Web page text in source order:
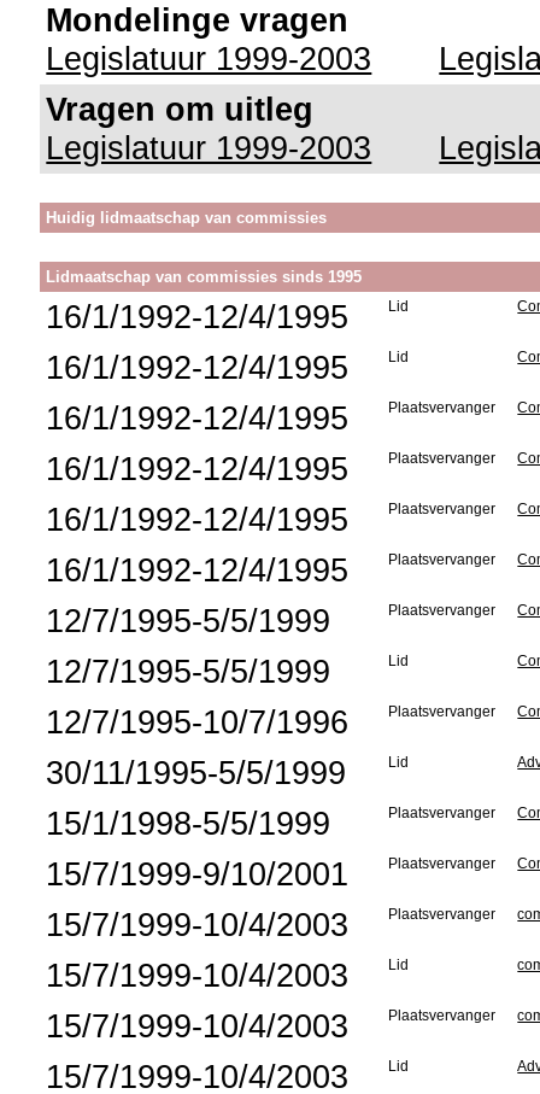
Mondelinge vragen
Legislatuur 1999-2003
Vragen om uitleg
Legislatuur 1999-2003
Huidig lidmaatschap van commissies
Lidmaatschap van commissies sinds 1995
16/1/1992-12/4/1995 Lid
16/1/1992-12/4/1995 Lid
16/1/1992-12/4/1995 Plaatsvervanger
16/1/1992-12/4/1995 Plaatsvervanger
16/1/1992-12/4/1995 Plaatsvervanger
16/1/1992-12/4/1995 Plaatsvervanger
12/7/1995-5/5/1999 Plaatsvervanger
12/7/1995-5/5/1999 Lid
12/7/1995-10/7/1996 Plaatsvervanger
30/11/1995-5/5/1999 Lid
15/1/1998-5/5/1999 Plaatsvervanger
15/7/1999-9/10/2001 Plaatsvervanger
15/7/1999-10/4/2003 Plaatsvervanger
15/7/1999-10/4/2003 Lid
15/7/1999-10/4/2003 Plaatsvervanger
15/7/1999-10/4/2003 Lid